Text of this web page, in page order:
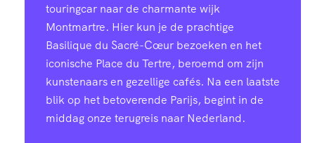
touringcar naar de charmante wijk
Montmartre. Hier kun je de prachtige
Basilique du Sacré-Cœur bezoeken en het
iconische Place du Tertre, beroemd om zijn
kunstenaars en gezellige cafés. Na een laatste
blik op het betoverende Parijs, begint in de
middag onze terugreis naar Nederland.